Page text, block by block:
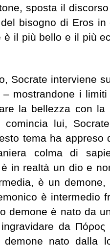
sposta il
bisogno di Eros
il più bello e il più
Socrate interviene
– mostrandone i
la bellezza con
lui,
tema ha appreso
colma di
in realtà un dio e
è un
è intermedio
demone è nato da
da
nato dalla